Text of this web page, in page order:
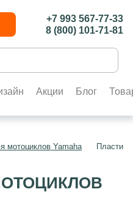
+7 993 567-77-33
8 (800) 101-71-81
Акции Блог
мотоциклов Yamaha Пластик